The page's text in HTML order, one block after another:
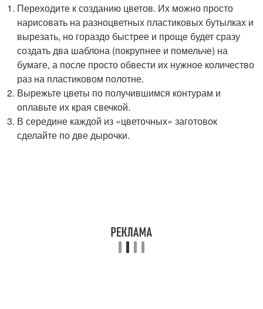
Переходите к созданию цветов. Их можно просто
нарисовать на разноцветных пластиковых бутылках и
вырезать, но гораздо быстрее и проще будет сразу
создать два шаблона (покрупнее и помельче) на
бумаге, а после просто обвести их нужное количество
раз на пластиковом полотне.
Вырежьте цветы по получившимся контурам и
оплавьте их края свечкой.
В середине каждой из «цветочных» заготовок
сделайте по две дырочки.